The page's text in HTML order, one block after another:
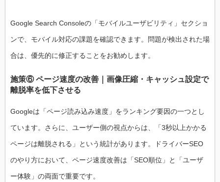
Google Search Consoleの「モバイルユーザビリティ」セクショ
ンで、モバイル対応の課題を確認できます。問題が検出された場
合は、優先的に修正することをお勧めします。
施策⑥ ページ速度の改善｜画像圧縮・キャッシュ設定で
離脱率を低下させる
Googleは「ページ読み込み速度」をランキング要因の一つとし
ています。さらに、ユーザー側の視点からは、「3秒以上かかる
ページは離脱される」という統計があります。ドライバーSEO
のやり方において、ページ速度改善は「SEO順位」と「ユーザ
ー体験」の両面で重要です。